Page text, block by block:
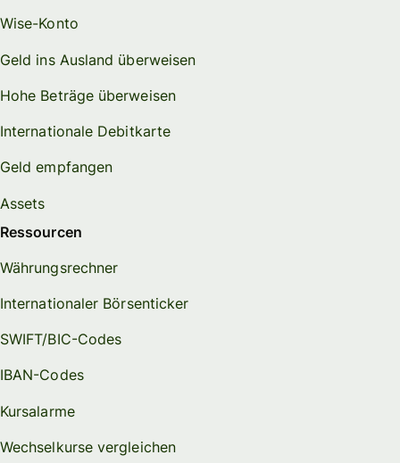
Wise-Konto
Geld ins Ausland überweisen
Hohe Beträge überweisen
Internationale Debitkarte
Geld empfangen
Assets
Ressourcen
Währungsrechner
Internationaler Börsenticker
SWIFT/BIC-Codes
IBAN-Codes
Kursalarme
Wechselkurse vergleichen